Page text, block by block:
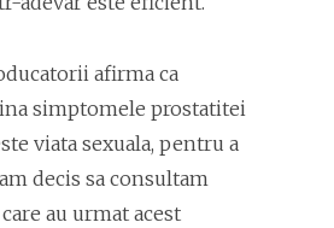
afirma ca
simptomele prostatitei
viata sexuala, pentru a
decis sa consultam
au urmat acest